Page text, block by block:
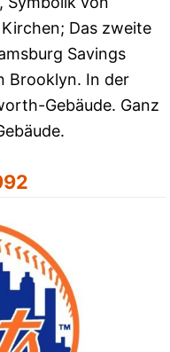
Das zweite
Savings
Brooklyn. In der
Gebäude. Ganz